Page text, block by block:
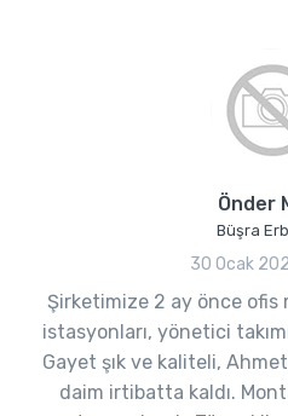
Önder
Büşra
30 Ocak
Şirketimize 2 ay önce ofis
istasyonları, yönetici
Gayet şık ve kaliteli,
daim irtibatta kaldı.